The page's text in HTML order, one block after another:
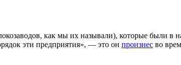
как мы их называли), которые были в
эти предприятия», — это он произнес во